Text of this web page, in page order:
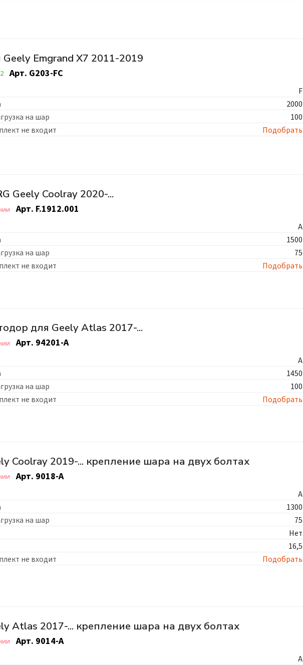
Emgrand X7 2011-2019
Арт. G203-FC
F
2000
на шар
100
не входит
Подобрать
Geely Coolray 2020-...
Арт. F.1912.001
A
1500
на шар
75
не входит
Подобрать
для Geely Atlas 2017-...
Арт. 94201-A
А
1450
на шар
100
не входит
Подобрать
Coolray 2019-... крепление шара на двух болтах
Арт. 9018-A
A
1300
на шар
75
Нет
16,5
не входит
Подобрать
Atlas 2017-... крепление шара на двух болтах
Арт. 9014-A
A